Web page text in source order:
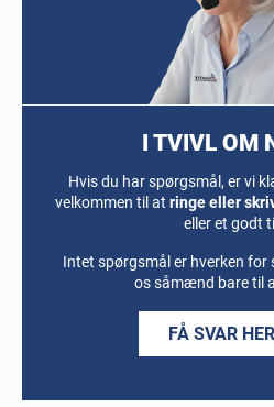
I TVIVL OM
Hvis du har spørgsmål, er vi
velkommen til at ringe eller
eller et godt
Intet spørgsmål er hverken for
os såmænd bare til
FÅ SVAR HER